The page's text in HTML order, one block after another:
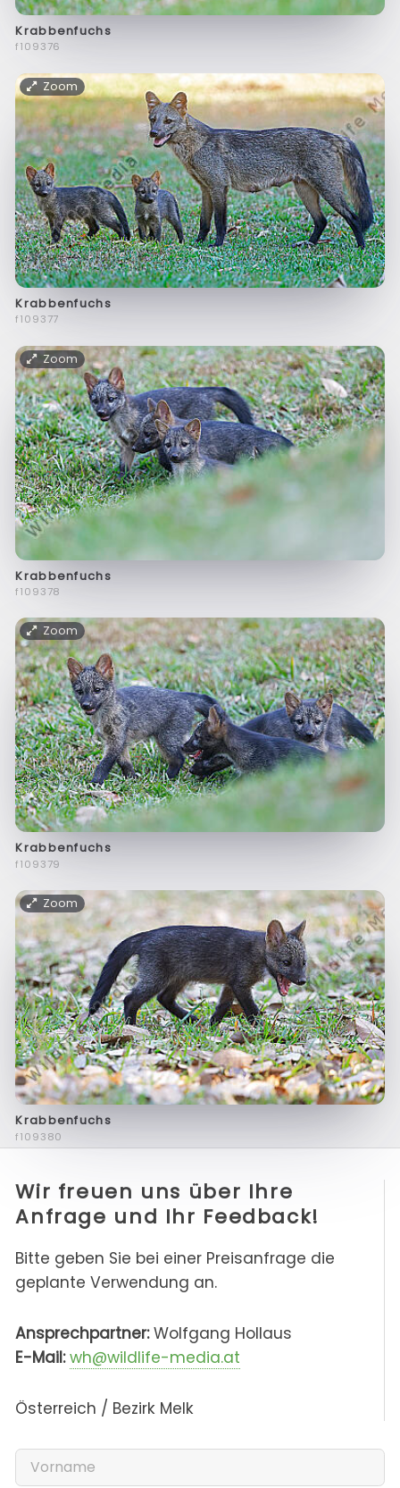
Krabbenfuchs
f109376
Zoom
Krabbenfuchs
f109377
Zoom
Krabbenfuchs
f109378
Zoom
Krabbenfuchs
f109379
Zoom
Krabbenfuchs
f109380
Wir freuen uns über Ihre
Anfrage und Ihr Feedback!
Bitte geben Sie bei einer Preisanfrage die
geplante Verwendung an.
Ansprechpartner:Wolfgang Hollaus
E-Mail: wh@wildlife-media.at
Österreich / Bezirk Melk